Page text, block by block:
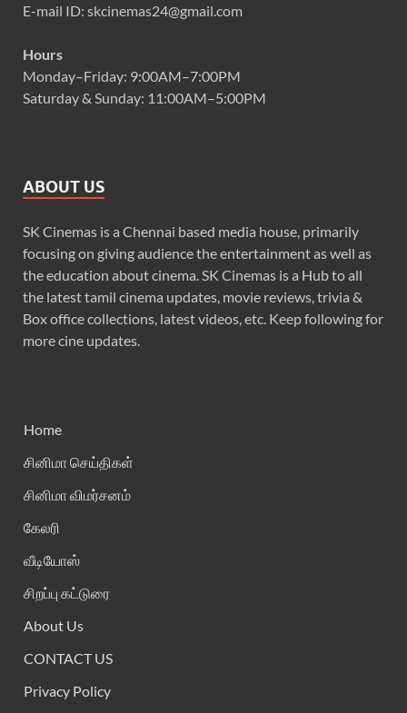
E-mail ID: skcinemas24@gmail.com
Hours
Monday–Friday: 9:00AM–7:00PM
Saturday & Sunday: 11:00AM–5:00PM
ABOUT US
SK Cinemas is a Chennai based media house, primarily
focusing on giving audience the entertainment as well as
the education about cinema. SK Cinemas is a Hub to all
the latest tamil cinema updates, movie reviews, trivia &
Box office collections, latest videos, etc. Keep following for
more cine updates.
Home
சினிமா செய்திகள்
சினிமா விமர்சனம்
கேலரி
வீடியோஸ்
சிறப்பு கட்டுரை
About Us
CONTACT US
Privacy Policy